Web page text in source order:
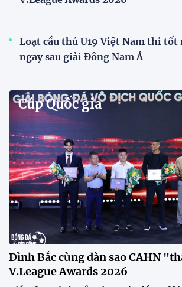
tập để theo dõi sao nhập tịch
Buổi tập của tuyển Việt Nam chiều
ngờ thu hút sự chú ý của truyền
khi một phóng viên có mặt tại sân
dõi màn thể hiện của các ngôi sao
Đình Bắc cùng dàn sao CAHN
V.League Awards 2026
Festival bóng đá nữ trẻ 2026 lan
Đồng Tháp